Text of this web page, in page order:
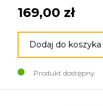
169,00 zł
Dodaj do koszyka
Produkt dostępny